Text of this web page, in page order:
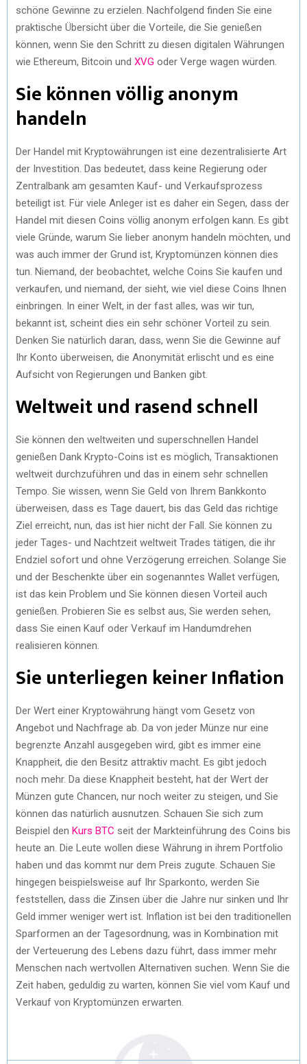
schöne Gewinne zu erzielen. Nachfolgend finden Sie eine
praktische Übersicht über die Vorteile, die Sie genießen
können, wenn Sie den Schritt zu diesen digitalen Währungen
wie Ethereum, Bitcoin und XVG oder Verge wagen würden.
Sie können völlig anonym
handeln
Der Handel mit Kryptowährungen ist eine dezentralisierte Art
der Investition. Das bedeutet, dass keine Regierung oder
Zentralbank am gesamten Kauf- und Verkaufsprozess
beteiligt ist. Für viele Anleger ist es daher ein Segen, dass der
Handel mit diesen Coins völlig anonym erfolgen kann. Es gibt
viele Gründe, warum Sie lieber anonym handeln möchten, und
was auch immer der Grund ist, Kryptomünzen können dies
tun. Niemand, der beobachtet, welche Coins Sie kaufen und
verkaufen, und niemand, der sieht, wie viel diese Coins Ihnen
einbringen. In einer Welt, in der fast alles, was wir tun,
bekannt ist, scheint dies ein sehr schöner Vorteil zu sein.
Denken Sie natürlich daran, dass, wenn Sie die Gewinne auf
Ihr Konto überweisen, die Anonymität erlischt und es eine
Aufsicht von Regierungen und Banken gibt.
Weltweit und rasend schnell
Sie können den weltweiten und superschnellen Handel
genießen Dank Krypto-Coins ist es möglich, Transaktionen
weltweit durchzuführen und das in einem sehr schnellen
Tempo. Sie wissen, wenn Sie Geld von Ihrem Bankkonto
überweisen, dass es Tage dauert, bis das Geld das richtige
Ziel erreicht, nun, das ist hier nicht der Fall. Sie können zu
jeder Tages- und Nachtzeit weltweit Trades tätigen, die ihr
Endziel sofort und ohne Verzögerung erreichen. Solange Sie
und der Beschenkte über ein sogenanntes Wallet verfügen,
ist das kein Problem und Sie können diesen Vorteil auch
genießen. Probieren Sie es selbst aus, Sie werden sehen,
dass Sie einen Kauf oder Verkauf im Handumdrehen
realisieren können.
Sie unterliegen keiner Inflation
Der Wert einer Kryptowährung hängt vom Gesetz von
Angebot und Nachfrage ab. Da von jeder Münze nur eine
begrenzte Anzahl ausgegeben wird, gibt es immer eine
Knappheit, die den Besitz attraktiv macht. Es gibt jedoch
noch mehr. Da diese Knappheit besteht, hat der Wert der
Münzen gute Chancen, nur noch weiter zu steigen, und Sie
können das natürlich ausnutzen. Schauen Sie sich zum
Beispiel den Kurs BTC seit der Markteinführung des Coins bis
heute an. Die Leute wollen diese Währung in ihrem Portfolio
haben und das kommt nur dem Preis zugute. Schauen Sie
hingegen beispielsweise auf Ihr Sparkonto, werden Sie
feststellen, dass die Zinsen über die Jahre nur sinken und Ihr
Geld immer weniger wert ist. Inflation ist bei den traditionellen
Sparformen an der Tagesordnung, was in Kombination mit
der Verteuerung des Lebens dazu führt, dass immer mehr
Menschen nach wertvollen Alternativen suchen. Wenn Sie die
Zeit haben, geduldig zu warten, können Sie viel vom Kauf und
Verkauf von Kryptomünzen erwarten.